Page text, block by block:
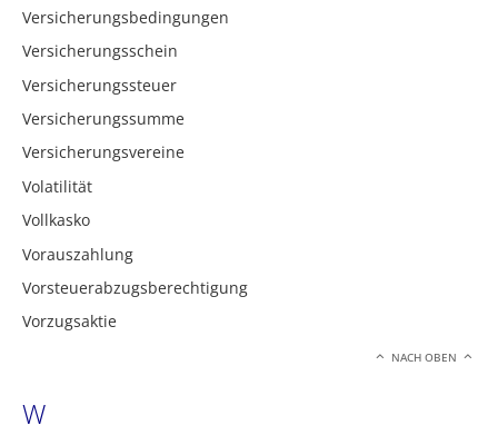
Versicherungsbedingungen
Versicherungsschein
Versicherungssteuer
Versicherungssumme
Versicherungsvereine
Volatilität
Vollkasko
Vorauszahlung
Vorsteuerabzugsberechtigung
Vorzugsaktie
NACH OBEN
W